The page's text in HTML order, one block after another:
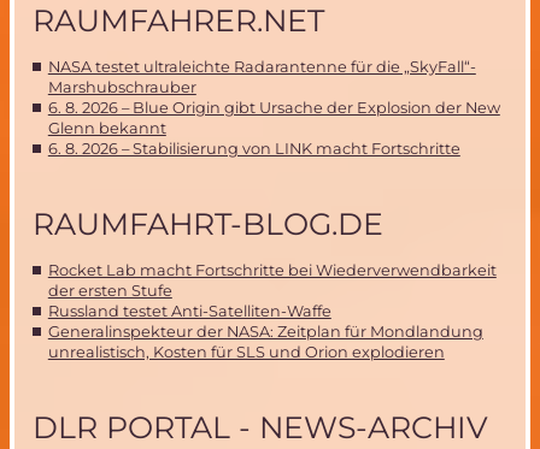
RAUMFAHRER.NET
NASA testet ultraleichte Radarantenne für die „SkyFall“-
Marshubschrauber
6. 8. 2026 – Blue Origin gibt Ursache der Explosion der New
Glenn bekannt
6. 8. 2026 – Stabilisierung von LINK macht Fortschritte
RAUMFAHRT-BLOG.DE
Rocket Lab macht Fortschritte bei Wiederverwendbarkeit
der ersten Stufe
Russland testet Anti-Satelliten-Waffe
Generalinspekteur der NASA: Zeitplan für Mondlandung
unrealistisch, Kosten für SLS und Orion explodieren
DLR PORTAL - NEWS-ARCHIV